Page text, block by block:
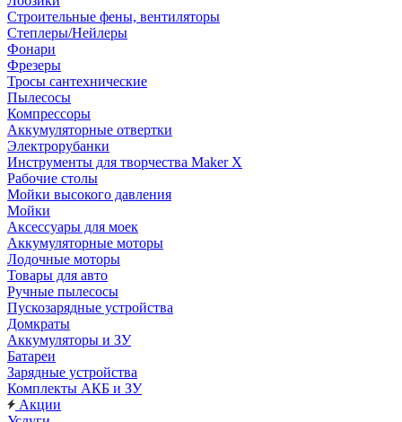
Строительные фены, вентиляторы
Степлеры/Нейлеры
Фонари
Фрезеры
Тросы сантехнические
Пылесосы
Компрессоры
Аккумуляторные отвертки
Электрорубанки
Инструменты для творчества Maker X
Рабочие столы
Мойки высокого давления
Мойки
Аксессуары для моек
Аккумуляторные моторы
Лодочные моторы
Товары для авто
Ручные пылесосы
Пускозарядные устройства
Домкраты
Аккумуляторы и ЗУ
Батареи
Зарядные устройства
Комплекты АКБ и ЗУ
Акции